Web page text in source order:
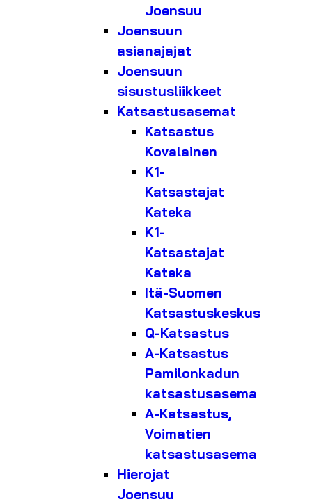
Joensuu
Joensuun
asianajajat
Joensuun
sisustusliikkeet
Katsastusasemat
Katsastus
Kovalainen
K1-
Katsastajat
Kateka
K1-
Katsastajat
Kateka
Itä-Suomen
Katsastuskeskus
Q-Katsastus
A-Katsastus
Pamilonkadun
katsastusasema
A-Katsastus,
Voimatien
katsastusasema
Hierojat
Joensuu